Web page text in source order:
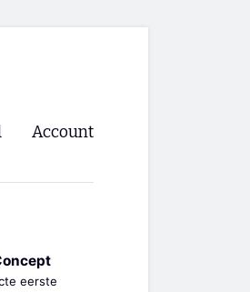
Account
eerste